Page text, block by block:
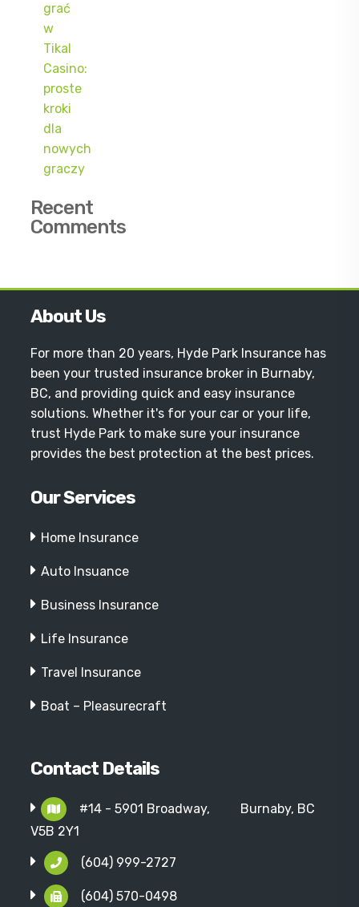
grać
w
Tikal
Casino:
proste
kroki
dla
nowych
graczy
Recent
Comments
About Us
For more than 20 years, Hyde Park Insurance has
been your trusted insurance broker in Burnaby,
BC, and providing quick and easy insurance
solutions. Whether it's for your car or your life,
trust Hyde Park to make sure your insurance
provides the best protection at the best prices.
Our Services
Home Insurance
Auto Insuance
Business Insurance
Life Insurance
Travel Insurance
Boat – Pleasurecraft
Contact Details
#14 - 5901 Broadway,
Burnaby, BC
V5B 2Y1
(604) 999-2727
(604) 570-0498